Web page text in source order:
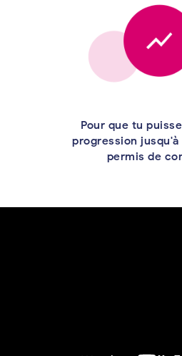
Pour que tu
progression jusqu'à
permis de